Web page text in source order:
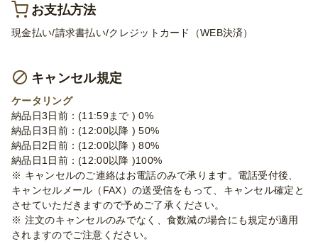
お支払方法
現金払い/請求書払い/クレジットカード（WEB決済）
キャンセル規定
ケータリング
納品日3日前：(11:59まで ) 0%
納品日3日前：(12:00以降 ) 50%
納品日2日前：(12:00以降 ) 80%
納品日1日前：(12:00以降 )100%
※ キャンセルのご連絡はお電話のみで承ります。電話受付後、
キャンセルメール（FAX）の送受信をもって、キャンセル確定と
させていただきますので予めご了承ください。
※ 注文のキャンセルのみでなく、食数減の場合にも規定が適用
されますのでご注意ください。